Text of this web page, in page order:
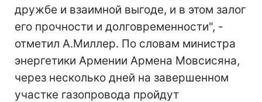
дружбе и взаимной выгоде, и в этом залог
его прочности и долговременности", -
отметил А.Миллер. По словам министра
энергетики Армении Армена Мовсисяна,
через несколько дней на завершенном
участке газопровода пройдут